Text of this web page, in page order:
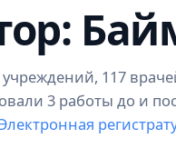
117
3 работы до и